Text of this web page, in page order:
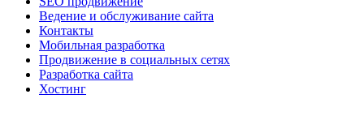
Ведение и обслуживание сайта
Контакты
Мобильная разработка
Продвижение в социальных сетях
Разработка сайта
Хостинг